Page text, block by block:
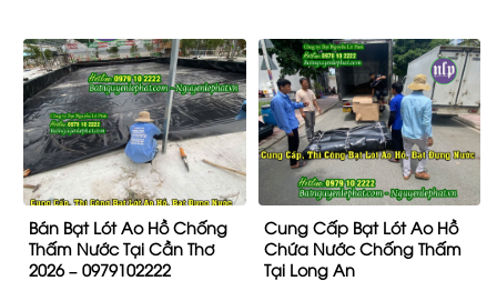
Bán Bạt Lót Ao Hồ Chống
Thấm Nước Tại Cần Thơ
2026 – 0979102222
Cung Cấp Bạt Lót Ao Hồ
Chứa Nước Chống Thấm
Tại Long An